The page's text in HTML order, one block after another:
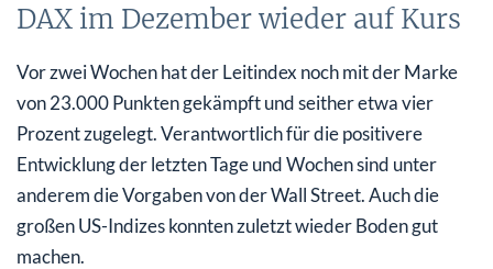
DAX im Dezember wieder auf Kurs
Vor zwei Wochen hat der Leitindex noch mit der Marke
von 23.000 Punkten gekämpft und seither etwa vier
Prozent zugelegt. Verantwortlich für die positivere
Entwicklung der letzten Tage und Wochen sind unter
anderem die Vorgaben von der Wall Street. Auch die
großen US-Indizes konnten zuletzt wieder Boden gut
machen.